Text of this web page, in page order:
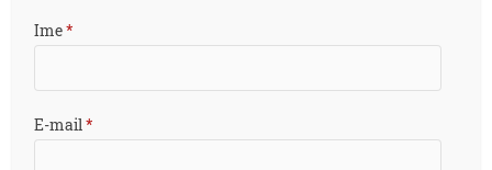
Ime*
E-mail*